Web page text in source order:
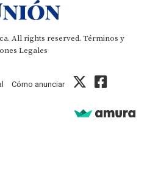
All rights reserved. Términos y
Legales
Cómo anunciar